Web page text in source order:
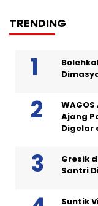
TRENDING
Ajang
Digelar
Gresik
Santri
Suntik